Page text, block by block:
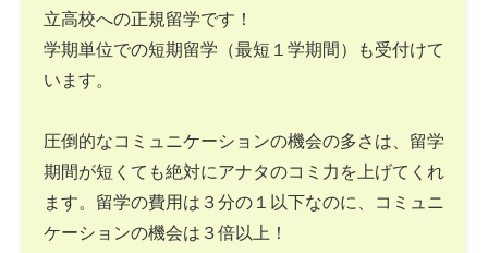
立高校への正規留学です！
学期単位での短期留学（最短１学期間）も受付けて
います。
圧倒的なコミュニケーションの機会の多さは、留学
期間が短くても絶対にアナタのコミ力を上げてくれ
ます。留学の費用は３分の１以下なのに、コミュニ
ケーションの機会は３倍以上！